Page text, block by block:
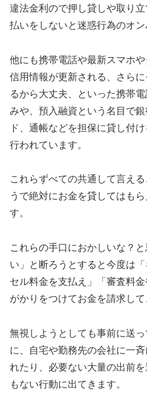
違法金利ので押し貸しや取り
払いをしないと迷惑行為のオン
他にも携帯電話や最新スマホ
信用情報が更新される、さら
るから大丈夫、といった携帯
みや、預入融資という名目で
ド、通帳などを担保に貸し付
行われています。
これらずべての共通して言え
うで絶対にお金を貸してはも
す。
これらの手口におかしいな？
い」と断ろうとすると今度は
セル料金を支払え」「審査料
がかりをつけてお金を請求して
無視しようとしても事前に送
に、自宅や勤務先の会社に一
れたり、必要ない大量の出前
もない行動に出てきます。